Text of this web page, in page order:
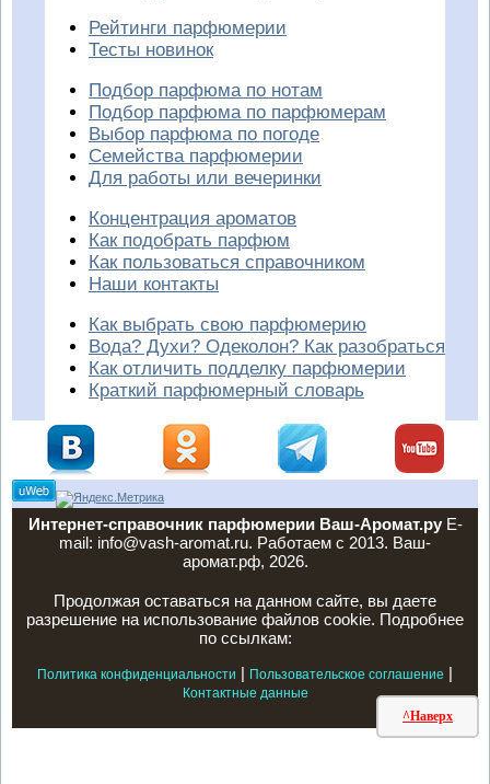
^Наверх
Рейтинги парфюмерии
Тесты новинок
Подбор парфюма по нотам
Подбор парфюма по парфюмерам
Выбор парфюма по погоде
Семейства парфюмерии
Для работы или вечеринки
Концентрация ароматов
Как подобрать парфюм
Как пользоваться справочником
Наши контакты
Как выбрать свою парфюмерию
Вода? Духи? Одеколон? Как разобраться
Как отличить подделку парфюмерии
Краткий парфюмерный словарь
Интернет-справочник парфюмерии Ваш-Аромат.руE-
mail: info@vash-aromat.ru. Работаем с 2013. Ваш-
аромат.рф, 2026.
Продолжая оставаться на данном сайте, вы даете
разрешение на использование файлов cookie. Подробнее
по ссылкам:
Политика конфиденциальности | Пользовательское соглашение |
Контактные данные